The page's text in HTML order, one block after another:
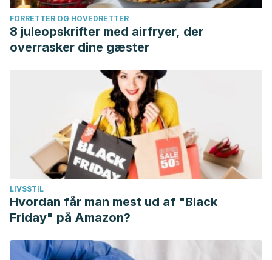
Investigación en Ginecología y Obstetricia, 48(02), 177-
183.https://www.elsevier.es/es-revista-clinica-e-
investigacion-ginecologia-obstetricia-7-articulo-relacion-
entre-vitamina-d-salud-S0210573X20300769
FORRETTER OG HOVEDRETTER
8 juleopskrifter med airfryer, der
overrasker dine gæster
LIVSSTIL
Hvordan får man mest ud af "Black
Friday" på Amazon?